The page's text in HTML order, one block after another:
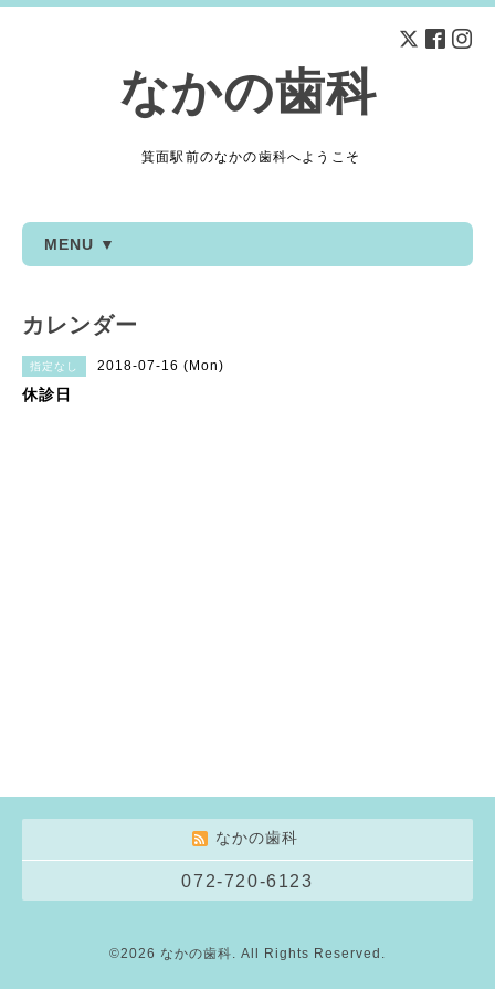
なかの歯科
箕面駅前のなかの歯科へようこそ
MENU ▼
カレンダー
指定なし 2018-07-16 (Mon)
休診日
なかの歯科
072-720-6123
©2026 なかの歯科. All Rights Reserved.